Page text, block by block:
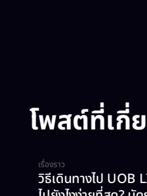
โพสต์ที่เกี่
เรื่องราว
วิธีเดินทางไป UOB